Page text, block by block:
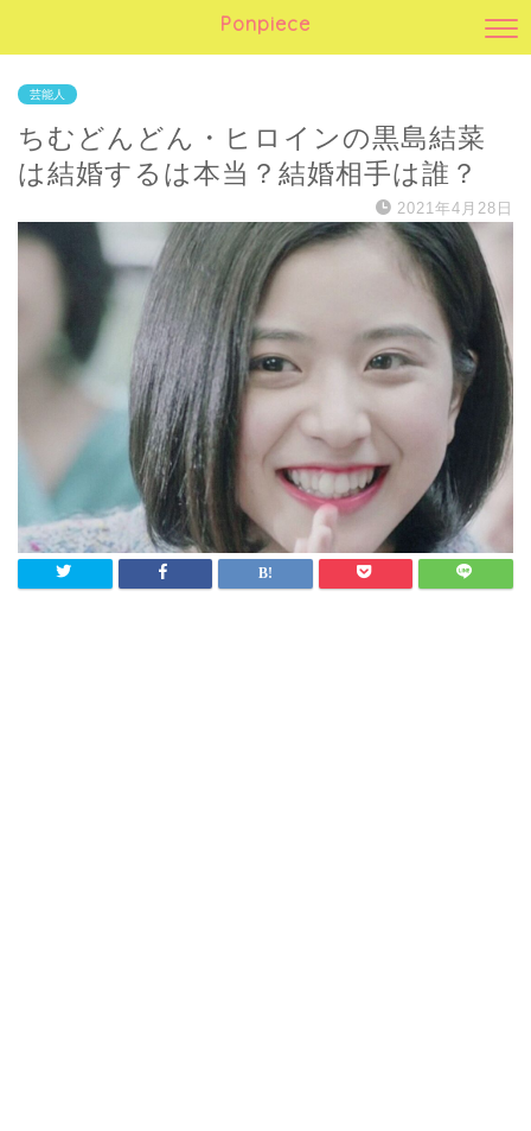
Ponpiece
芸能人
ちむどんどん・ヒロインの黒島結菜
は結婚するは本当？結婚相手は誰？
2021年4月28日